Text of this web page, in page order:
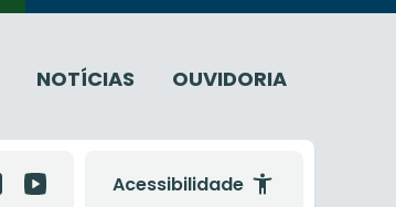
NOTÍCIAS OUVIDORIA
Acessibilidade